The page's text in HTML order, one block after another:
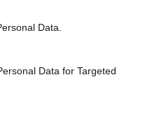
Data.
Data for Targeted